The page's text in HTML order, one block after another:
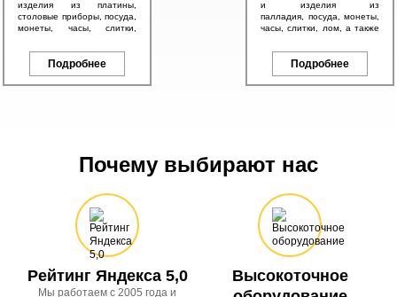
изделия из платины,
столовые приборы, посуда,
монеты, часы, слитки,
также другие платиновые
изделия.Подробнее
и изделия из
палладия, посуда, монеты,
часы, слитки, лом, а также
содержанием палладия.
Подробнее
Почему выбирают нас
Рейтинг Яндекса 5,0
Мы работаем с 2005 года и
Высокоточное